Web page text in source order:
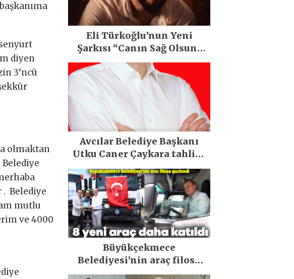
diyen
3’ncü
olmaktan
. Belediye
mutlu
ve 4000
Eli Türkoğlu’nun Yeni
Şarkısı “Canın Sağ Olsun”
Büyük İlgi Gördü!..
Avcılar Belediye Başkanı
Utku Caner Çaykara tahliye
edildi
Büyükçekmece
Belediyesi’nin araç filosu
güçlendi